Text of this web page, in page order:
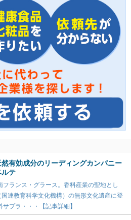
有効成分のリーディングカンパニー
ルテ
フランス・グラース。香料産業の聖地とし
連教育科学文化機構）の無形文化遺産に登
プラ・・・【記事詳細】